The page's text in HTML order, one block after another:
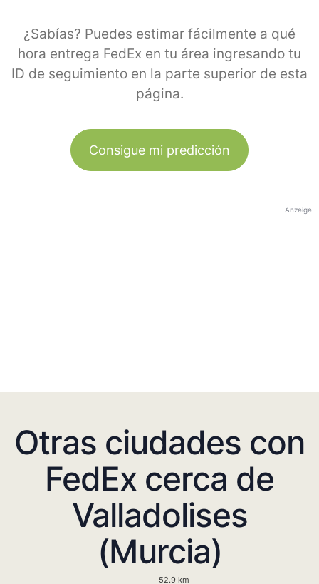
¿Sabías? Puedes estimar fácilmente a qué
hora entrega FedEx en tu área ingresando tu
ID de seguimiento en la parte superior de esta
página.
Consigue mi predicción
Anzeige
Otras ciudades con
FedEx cerca de
Valladolises
(Murcia)
52.9 km